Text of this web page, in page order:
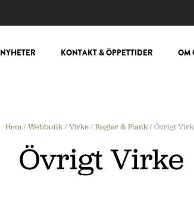
NYHETER KONTAKT & ÖPPETTIDER OM
Hem/Webbutik/Virke/Reglar & Plank/ Övrigt
Övrigt Virke